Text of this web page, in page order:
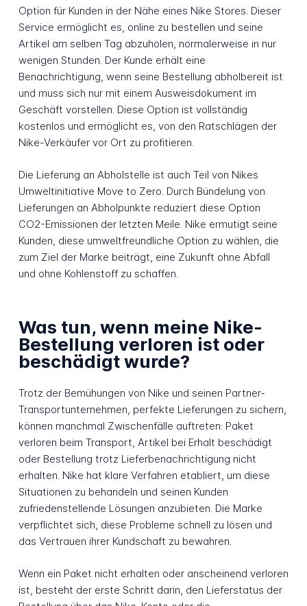
Option für Kunden in der Nähe eines Nike Stores. Dieser
Service ermöglicht es, online zu bestellen und seine
Artikel am selben Tag abzuholen, normalerweise in nur
wenigen Stunden. Der Kunde erhält eine
Benachrichtigung, wenn seine Bestellung abholbereit ist
und muss sich nur mit einem Ausweisdokument im
Geschäft vorstellen. Diese Option ist vollständig
kostenlos und ermöglicht es, von den Ratschlägen der
Nike-Verkäufer vor Ort zu profitieren.
Die Lieferung an Abholstelle ist auch Teil von Nikes
Umweltinitiative Move to Zero. Durch Bündelung von
Lieferungen an Abholpunkte reduziert diese Option
CO2-Emissionen der letzten Meile. Nike ermutigt seine
Kunden, diese umweltfreundliche Option zu wählen, die
zum Ziel der Marke beiträgt, eine Zukunft ohne Abfall
und ohne Kohlenstoff zu schaffen.
Was tun, wenn meine Nike-
Bestellung verloren ist oder
beschädigt wurde?
Trotz der Bemühungen von Nike und seinen Partner-
Transportunternehmen, perfekte Lieferungen zu sichern,
können manchmal Zwischenfälle auftreten: Paket
verloren beim Transport, Artikel bei Erhalt beschädigt
oder Bestellung trotz Lieferbenachrichtigung nicht
erhalten. Nike hat klare Verfahren etabliert, um diese
Situationen zu behandeln und seinen Kunden
zufriedenstellende Lösungen anzubieten. Die Marke
verpflichtet sich, diese Probleme schnell zu lösen und
das Vertrauen ihrer Kundschaft zu bewahren.
Wenn ein Paket nicht erhalten oder anscheinend verloren
ist, besteht der erste Schritt darin, den Lieferstatus der